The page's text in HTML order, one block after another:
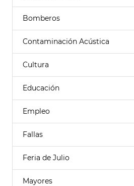
Bomberos
Contaminación Acústica
Cultura
Educación
Empleo
Fallas
Feria de Julio
Mayores